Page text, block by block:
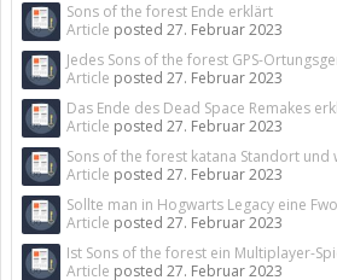
Sons of the forest Ende erklärt
Article posted 27. Februar 2023
Jedes Sons of the forest GPS-
Article posted 27. Februar 2023
Das Ende des Dead Space Remakes
Article posted 27. Februar 2023
Sons of the forest katana Standort und
Article posted 27. Februar 2023
Sollte man in Hogwarts Legacy eine
Article posted 27. Februar 2023
Ist Sons of the forest ein Multiplayer-
Article posted 27. Februar 2023